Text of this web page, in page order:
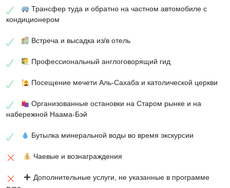
Трансфер туда и обратно на частном автомобиле с
кондиционером
Встреча и высадка из/в отель
Профессиональный англоговорящий гид
Посещение мечети Аль-Сахаба и католической церкви
Организованные остановки на Старом рынке и на
набережной Наама-Бэй
Бутылка минеральной воды во время экскурсии
Чаевые и вознаграждения
Дополнительные услуги, не указанные в программе